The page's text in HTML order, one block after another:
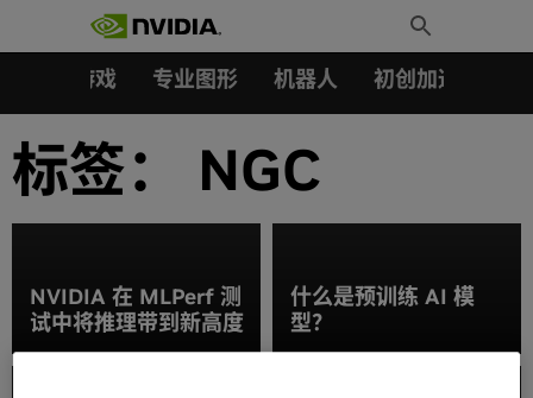
Toggle
Search
游戏 专业图形 机器人 初创加速会员成
标签： NGC
NVIDIA 在 MLPerf 测
试中将推理带到新高度
什么是预训练 AI 模
型？